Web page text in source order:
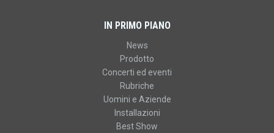
IN PRIMO PIANO
News
Prodotto
Concerti ed eventi
Rubriche
Uomini e Aziende
Installazioni
Best Show